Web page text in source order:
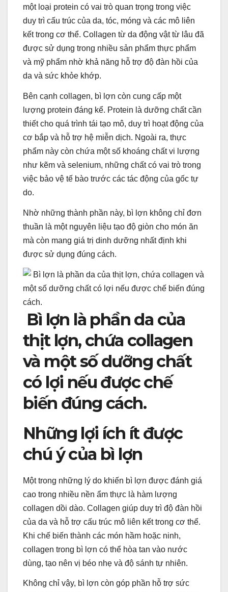
một loại protein có vai trò quan trọng trong việc
duy trì cấu trúc của da, tóc, móng và các mô liên
kết trong cơ thể. Collagen từ da động vật từ lâu đã
được sử dụng trong nhiều sản phẩm thực phẩm
và mỹ phẩm nhờ khả năng hỗ trợ độ đàn hồi của
da và sức khỏe khớp.
Bên cạnh collagen, bì lợn còn cung cấp một
lượng protein đáng kể. Protein là dưỡng chất cần
thiết cho quá trình tái tạo mô, duy trì hoạt động của
cơ bắp và hỗ trợ hệ miễn dịch. Ngoài ra, thực
phẩm này còn chứa một số khoáng chất vi lượng
như kẽm và selenium, những chất có vai trò trong
việc bảo vệ tế bào trước các tác động của gốc tự
do.
Nhờ những thành phần này, bì lợn không chỉ đơn
thuần là một nguyên liệu tạo độ giòn cho món ăn
mà còn mang giá trị dinh dưỡng nhất định khi
được sử dụng đúng cách.
Bì lợn là phần da của
thịt lợn, chứa collagen
và một số dưỡng chất
có lợi nếu được chế
biến đúng cách.
Những lợi ích ít được
chú ý của bì lợn
Một trong những lý do khiến bì lợn được đánh giá
cao trong nhiều nền ẩm thực là hàm lượng
collagen dồi dào. Collagen giúp duy trì độ đàn hồi
của da và hỗ trợ cấu trúc mô liên kết trong cơ thể.
Khi chế biến thành các món hầm hoặc ninh,
collagen trong bì lợn có thể hòa tan vào nước
dùng, tạo nên vị béo nhẹ và độ sánh tự nhiên.
Không chỉ vậy, bì lợn còn góp phần hỗ trợ sức